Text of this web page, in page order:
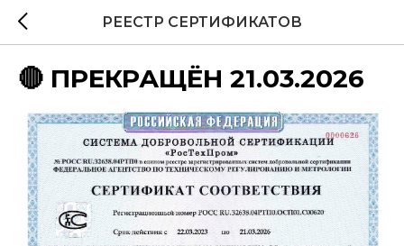
РЕЕСТР СЕРТИФИКАТОВ
🔴 ПРЕКРАЩЁН 21.03.2026